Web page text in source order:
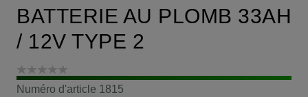
BATTERIE AU PLOMB 33AH
/ 12V TYPE 2
Numéro d'article 1815